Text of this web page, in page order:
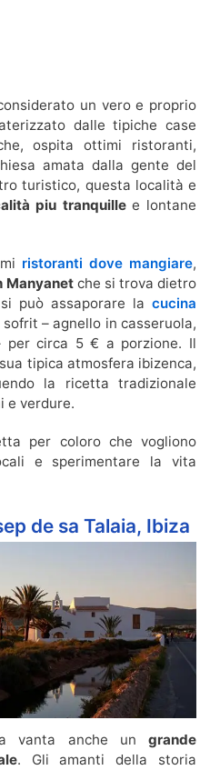
un vero e proprio
dalle tipiche case
ospita ottimi ristoranti,
amata dalla gente del
turistico, questa località e
piu tranquillee lontane
ristoranti dove mangiare,
Manyanet che si trova dietro
può assaporare la cucina
sofrit – agnello in casseruola,
per circa 5 € a porzione. Il
tipica atmosfera ibizenca,
la ricetta tradizionale
e verdure.
per coloro che vogliono
e sperimentare la vita
de sa Talaia, Ibiza
vanta anche un grande
. Gli amanti della storia